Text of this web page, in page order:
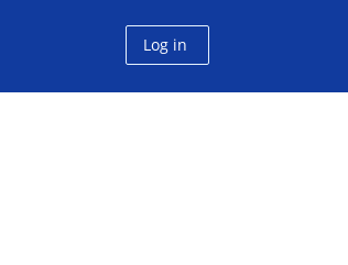
Log in